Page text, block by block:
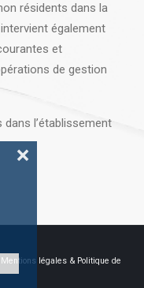
❌
résidents dans la
également
et
de gestion
l’établissement
Mentions légales & Politique de